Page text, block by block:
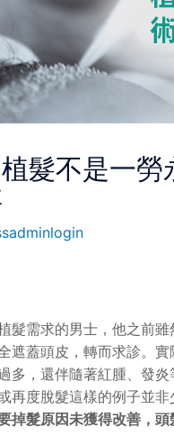
髮不是一
髮需求的男士，他之前
遮蓋頭皮，轉而求診。
多，還伴隨著紅腫、發
再度脫髮這樣的例子並
掉髮原因未獲得改善，